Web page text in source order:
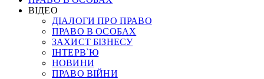
ВІДЕО
ДІАЛОГИ ПРО ПРАВО
ПРАВО В ОСОБАХ
ЗАХИСТ БІЗНЕСУ
ІНТЕРВ`Ю
НОВИНИ
ПРАВО ВІЙНИ